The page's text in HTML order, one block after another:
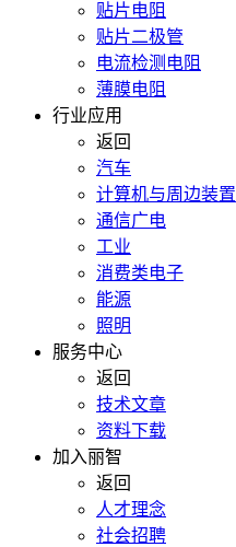
贴片电阻
贴片二极管
电流检测电阻
薄膜电阻
行业应用
返回
汽车
计算机与周边装置
通信广电
工业
消费类电子
能源
照明
服务中心
返回
技术文章
资料下载
加入丽智
返回
人才理念
社会招聘